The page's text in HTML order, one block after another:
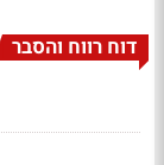
דוח רווח והסבר